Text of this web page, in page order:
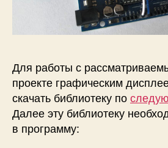
Для работы с
проекте графическим
скачать библиотеку по
Далее эту библиотеку
в программу: